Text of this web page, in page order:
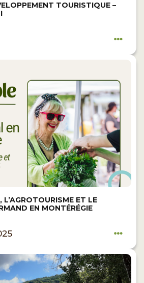
TOURISTIQUE –
L’AGROTOURISME ET LE
EN MONTÉRÉGIE